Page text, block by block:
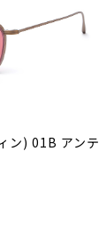
ン) 01B アンテ